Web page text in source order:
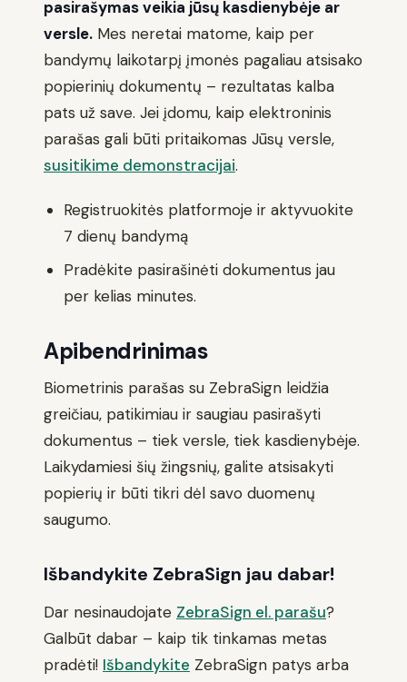
pasirašymas veikia jūsų kasdienybėje ar
versle. Mes neretai matome, kaip per
bandymų laikotarpį įmonės pagaliau atsisako
popierinių dokumentų – rezultatas kalba
pats už save. Jei įdomu, kaip elektroninis
parašas gali būti pritaikomas Jūsų versle,
susitikime demonstracijai.
Registruokitės platformoje ir aktyvuokite
7 dienų bandymą
Pradėkite pasirašinėti dokumentus jau
per kelias minutes.
Apibendrinimas
Biometrinis parašas su ZebraSign leidžia
greičiau, patikimiau ir saugiau pasirašyti
dokumentus – tiek versle, tiek kasdienybėje.
Laikydamiesi šių žingsnių, galite atsisakyti
popierių ir būti tikri dėl savo duomenų
saugumo.
Išbandykite ZebraSign jau dabar!
Dar nesinaudojate ZebraSign el. parašu?
Galbūt dabar – kaip tik tinkamas metas
pradėti! Išbandykite ZebraSign patys arba